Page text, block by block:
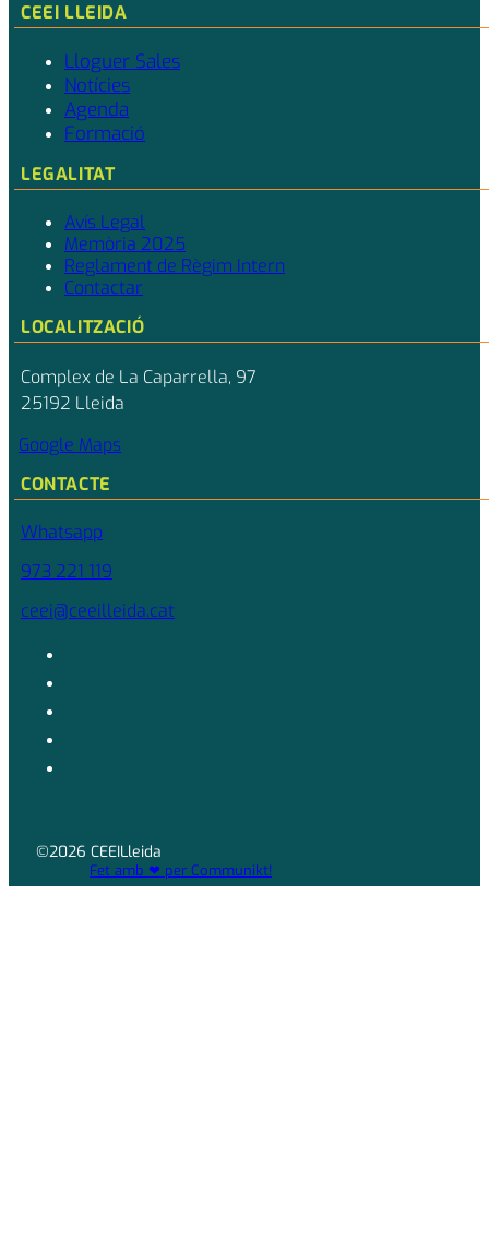
CEEI LLEIDA
Lloguer Sales
Notícies
Agenda
Formació
LEGALITAT
Avís Legal
Memòria 2025
Reglament de Règim Intern
Contactar
LOCALITZACIÓ
Complex de La Caparrella, 97
25192 Lleida
Google Maps
CONTACTE
Whatsapp
973 221 119
ceei@ceeilleida.cat
©2026 CEEILleida
Fet amb ❤ per Communikt!